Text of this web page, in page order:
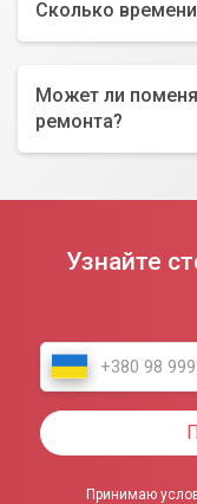
Сколько
Может ли
ремонта?
Узнайте
Принимаю